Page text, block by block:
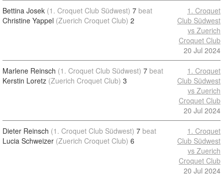
Bettina Josek (1. Croquet Club Südwest) 7 beat
Christine Yappel (Zuerich Croquet Club) 2
1. Croquet
Club Südwest
vs Zuerich
Croquet Club
20 Jul 2024
Marlene Reinsch (1. Croquet Club Südwest) 7 beat
Kerstin Loretz (Zuerich Croquet Club) 3
1. Croquet
Club Südwest
vs Zuerich
Croquet Club
20 Jul 2024
Dieter Reinsch (1. Croquet Club Südwest) 7 beat
Lucia Schweizer (Zuerich Croquet Club) 6
1. Croquet
Club Südwest
vs Zuerich
Croquet Club
20 Jul 2024